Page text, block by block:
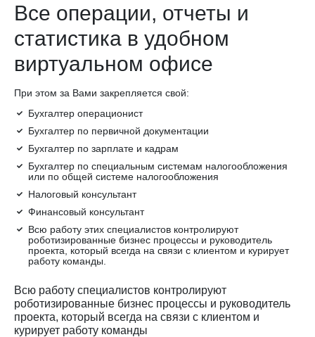
Все операции, отчеты и
статистика в удобном
виртуальном офисе
При этом за Вами закрепляется свой:
Бухгалтер операционист
Бухгалтер по первичной документации
Бухгалтер по зарплате и кадрам
Бухгалтер по специальным системам налогообложения
или по общей системе налогообложения
Налоговый консультант
Финансовый консультант
Всю работу этих специалистов контролируют
роботизированные бизнес процессы и руководитель
проекта, который всегда на связи с клиентом и курирует
работу команды.
Всю работу специалистов контролируют
роботизированные бизнес процессы и руководитель
проекта, который всегда на связи с клиентом и
курирует работу команды